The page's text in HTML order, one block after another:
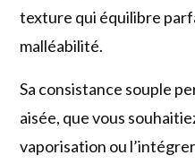
texture qui équilibre
malléabilité.
Sa consistance souple
aisée, que vous
vaporisation ou